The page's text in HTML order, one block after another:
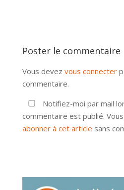
Poster le commentaire
Vous devez vous connecter
commentaire.
Notifiez-moi par mail
commentaire est publié.
abonner à cet article sans